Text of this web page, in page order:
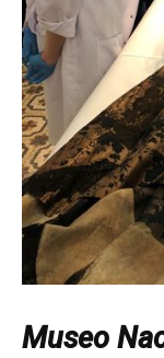
Museo